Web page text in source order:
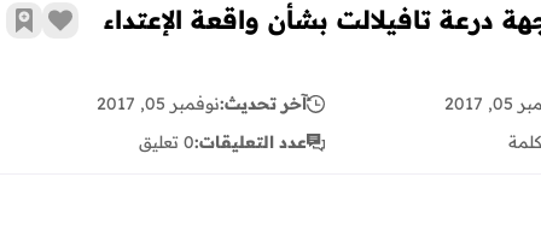
درعة تافيلالت بشأن واقعة الإعتداء زر
2017 آخر تحديث:نوفمبر 05, 2017
كلمة
عدد التعليقات:0 تعليق